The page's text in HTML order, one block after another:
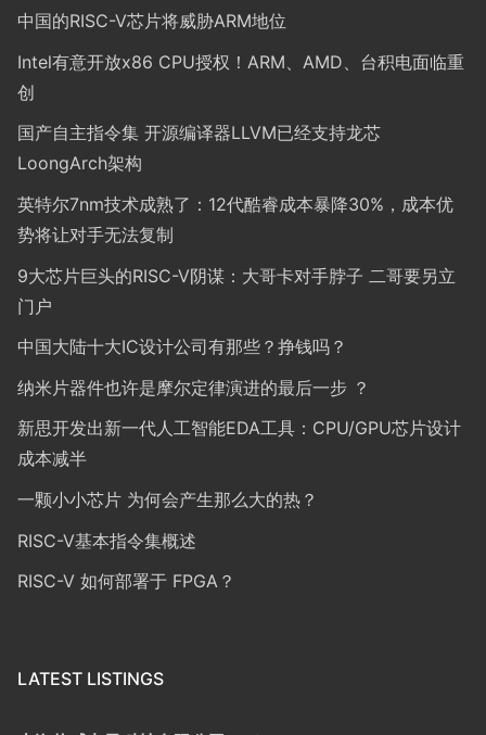
中国的RISC-V芯片将威胁ARM地位
Intel有意开放x86 CPU授权！ARM、AMD、台积电面临重
创
国产自主指令集 开源编译器LLVM已经支持龙芯
LoongArch架构
英特尔7nm技术成熟了：12代酷睿成本暴降30%，成本优
势将让对手无法复制
9大芯片巨头的RISC-V阴谋：大哥卡对手脖子 二哥要另立
门户
中国大陆十大IC设计公司有那些？挣钱吗？
纳米片器件也许是摩尔定律演进的最后一步 ？
新思开发出新一代人工智能EDA工具：CPU/GPU芯片设计
成本减半
一颗小小芯片 为何会产生那么大的热？
RISC-V基本指令集概述
RISC-V 如何部署于 FPGA？
LATEST LISTINGS